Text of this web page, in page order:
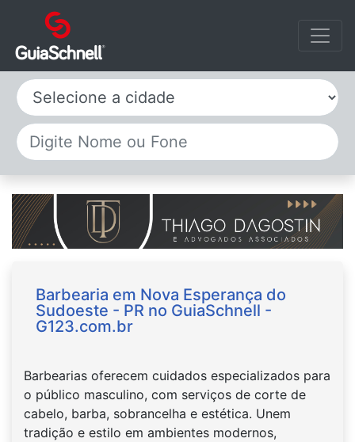
Selecione a cidade
Barbearia em Nova Esperança do
Sudoeste - PR no GuiaSchnell -
G123.com.br
Barbearias oferecem cuidados especializados para
o público masculino, com serviços de corte de
cabelo, barba, sobrancelha e estética. Unem
tradição e estilo em ambientes modernos,